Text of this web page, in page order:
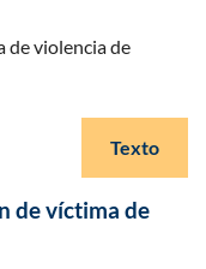
de violencia de
Texto
de víctima de